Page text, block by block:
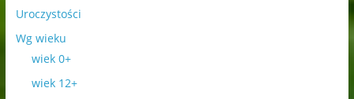
Uroczystości
Wg wieku
wiek 0+
wiek 12+